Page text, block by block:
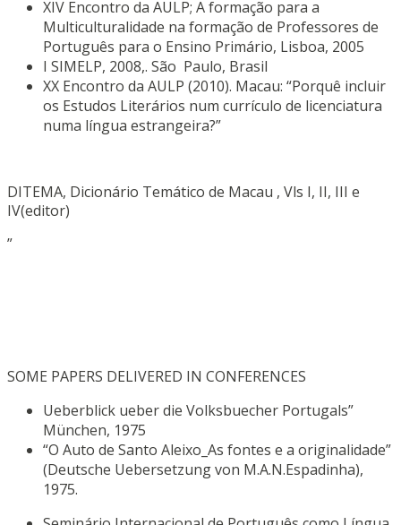
XIV Encontro da AULP; A formação para a
Multiculturalidade na formação de Professores de
Português para o Ensino Primário, Lisboa, 2005
I SIMELP, 2008,. São Paulo, Brasil
XX Encontro da AULP (2010). Macau: “Porquê incluir
os Estudos Literários num currículo de licenciatura
numa língua estrangeira?”
DITEMA, Dicionário Temático de Macau , Vls I, II, III e
IV(editor)
”
SOME PAPERS DELIVERED IN CONFERENCES
Ueberblick ueber die Volksbuecher Portugals”
München, 1975
“O Auto de Santo Aleixo_As fontes e a originalidade”
(Deutsche Uebersetzung von M.A.N.Espadinha),
1975.